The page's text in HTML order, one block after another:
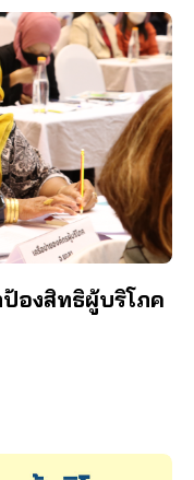
องสิทธิผู้บริโภค